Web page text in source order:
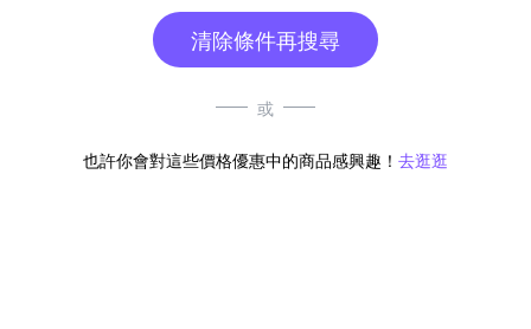
清除條件再搜尋
或
也許你會對這些價格優惠中的商品感興趣！ 去逛逛